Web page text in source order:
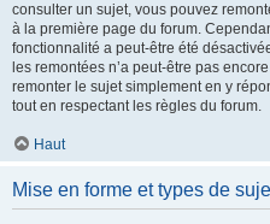
consulter un sujet, vous pouvez
à la première page du forum.
fonctionnalité a peut-être été
les remontées n’a peut-être pas
remonter le sujet simplement en y
tout en respectant les règles du forum.
Haut
Mise en forme et types de